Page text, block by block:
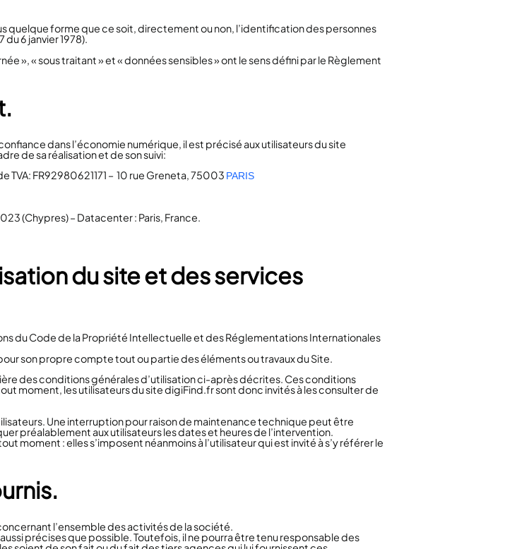
quelque forme que ce soit, directement ou non, l’identification des personnes
du 6 janvier 1978).
», « sous traitant » et « données sensibles » ont le sens défini par le Règlement
dans l’économie numérique, il est précisé aux utilisateurs du site
de sa réalisation et de son suivi:
FR92980621171 – 10 rue Greneta, 75003 PARIS
(Chypres)– Datacenter : Paris, France.
du site et des services
du Code de la Propriété Intellectuelle et des Réglementations Internationales
son propre compte tout ou partie des éléments ou travaux du Site.
des conditions générales d’utilisation ci-après décrites. Ces conditions
moment, les utilisateurs du site digiFind.fr sont donc invités à les consulter de
Une interruption pour raison de maintenance technique peut être
préalablement aux utilisateurs les dates et heures de l’intervention.
moment : elles s’imposent néanmoins à l’utilisateur qui est invité à s’y référer le
l’ensemble des activités de la société.
précises que possible. Toutefois, il ne pourra être tenu responsable des